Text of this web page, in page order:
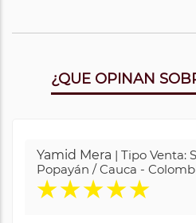
¿QUE OPINAN
Yamid Mera | Tipo Venta:
Popayán / Cauca -
★★★★★